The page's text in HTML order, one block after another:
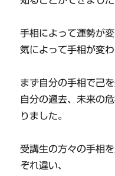
手相によって運勢が変
気によって手相が変
まず自分の手相で己を
自分の過去、未来の
りました。
受講生の方々の手相
ぞれ違い、